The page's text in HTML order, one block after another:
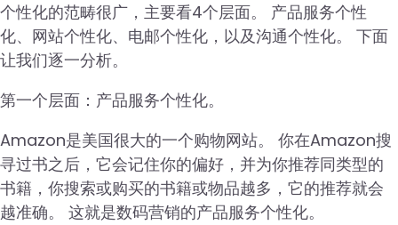
个性化的范畴很广，主要看4个层面。 产品服务个性
化、网站个性化、电邮个性化，以及沟通个性化。 下面
让我们逐一分析。
第一个层面：产品服务个性化。
Amazon是美国很大的一个购物网站。 你在Amazon搜
寻过书之后，它会记住你的偏好，并为你推荐同类型的
书籍，你搜索或购买的书籍或物品越多，它的推荐就会
越准确。 这就是数码营销的产品服务个性化。